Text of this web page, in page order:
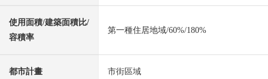
使用面積/建築面積比/
容積率
第一種住居地域/60%/180%
都市計畫 市街區域